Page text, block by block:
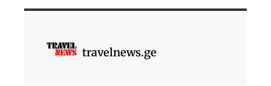
travelnews.ge